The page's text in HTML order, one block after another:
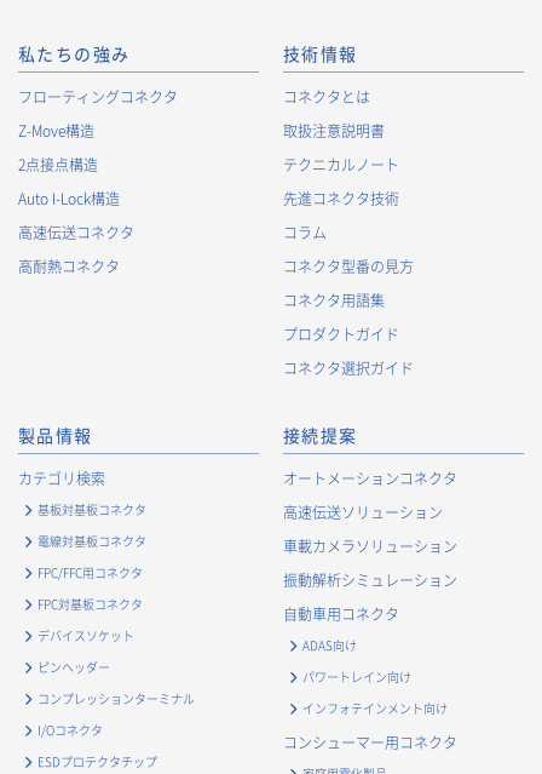
られる場合のCookie情報は、後掲及びCookieポリシーに従って
取り扱います。https://www.irisoele.com/jp/cookie/
2. 個人情報の利用目的
当社が取得する個人情報の利用目的は、次の通りです。当社
は、次の利用目的を、関連性を有すると合理的に認められる範
囲で変更することがあり、変更した場合には、変更された利用
お客様に対する当社製品のご案内のため
お客様に対するキャンペーン、イベント開催案内等の情報
等、お客様へのサービス向上のため
・
お客様の情報管理のため
・
お客様との取引の進捗状況を管理するため
・
お客様に対してアンケートを実施するため
・
お客様からのお問合せに対して対応するため
・
マーケティング調査及び分析のため
お取引先および業務上関係する他社・団体・官公庁の方に関す
る個人情報
・
お問い合わせ対応、商談、打合せ等業務上必要な対応およ
・
契約の履行または事業上必要な取引先情報の管理のため
私たちの強み
フローティングコネクタ
Z-Move構造
2点接点構造
Auto I-Lock構造
高速伝送コネクタ
高耐熱コネクタ
技術情報
コネクタとは
取扱注意説明書
テクニカルノート
先進コネクタ技術
コラム
コネクタ型番の見方
コネクタ用語集
プロダクトガイド
コネクタ選択ガイド
製品情報
カテゴリ検索
基板対基板コネクタ
電線対基板コネクタ
FPC/FFC用コネクタ
FPC対基板コネクタ
デバイスソケット
ピンヘッダー
コンプレッションターミナル
I/Oコネクタ
ESDプロテクタチップ
接続提案
オートメーションコネクタ
高速伝送ソリューション
車載カメラソリューション
振動解析シミュレーション
自動車用コネクタ
ADAS向け
パワートレイン向け
インフォテインメント向け
コンシューマー用コネクタ